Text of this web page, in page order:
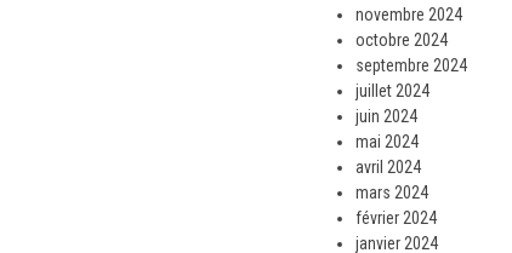
novembre 2024
octobre 2024
septembre 2024
juillet 2024
juin 2024
mai 2024
avril 2024
mars 2024
février 2024
janvier 2024